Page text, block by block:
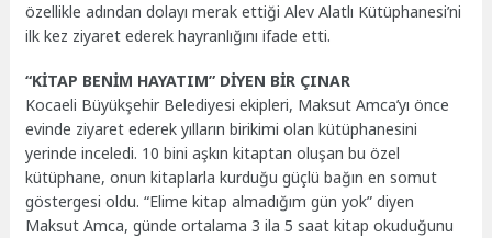
özellikle adından dolayı merak ettiği Alev Alatlı Kütüphanesi’ni
ilk kez ziyaret ederek hayranlığını ifade etti.
“KİTAP BENİM HAYATIM” DİYEN BİR ÇINAR
Kocaeli Büyükşehir Belediyesi ekipleri, Maksut Amca’yı önce
evinde ziyaret ederek yılların birikimi olan kütüphanesini
yerinde inceledi. 10 bini aşkın kitaptan oluşan bu özel
kütüphane, onun kitaplarla kurduğu güçlü bağın en somut
göstergesi oldu. “Elime kitap almadığım gün yok” diyen
Maksut Amca, günde ortalama 3 ila 5 saat kitap okuduğunu